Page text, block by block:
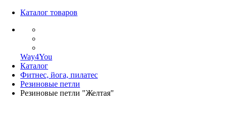
Каталог товаров
Way4You
Каталог
Фитнес, йога, пилатес
Резиновые петли
Резиновые петли "Желтая"